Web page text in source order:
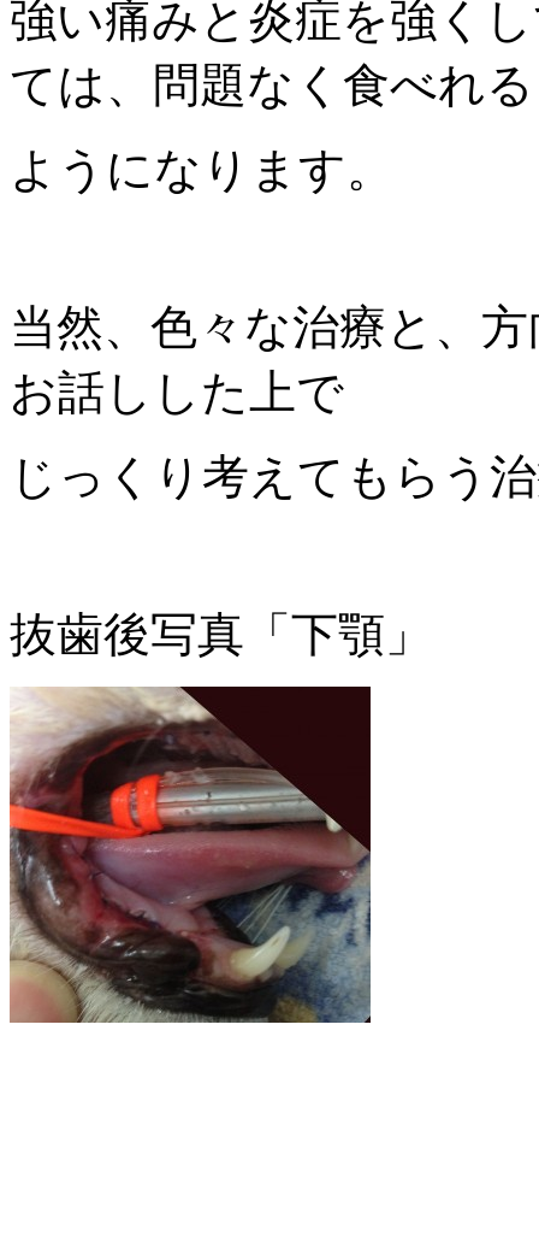
強い痛みと炎症を強く
ては、問題なく食べれる
ようになります。
当然、色々な治療と、
お話しした上で
じっくり考えてもらう
抜歯後写真「下顎」